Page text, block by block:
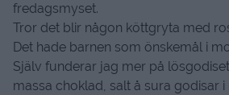
fredagsmyset.
Tror det blir någon köttgryta med
Det hade barnen som önskemål i
Själv funderar jag mer på
massa choklad, salt å sura godisar i